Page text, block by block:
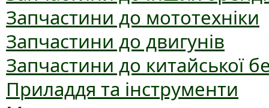
Запчастини до мототехніки
Запчастини до двигунів
Запчастини до китайської
Приладдя та інструменти